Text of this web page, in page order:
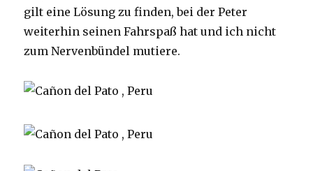
gilt eine Lösung zu finden, bei der Peter
weiterhin seinen Fahrspaß hat und ich nicht
zum Nervenbündel mutiere.